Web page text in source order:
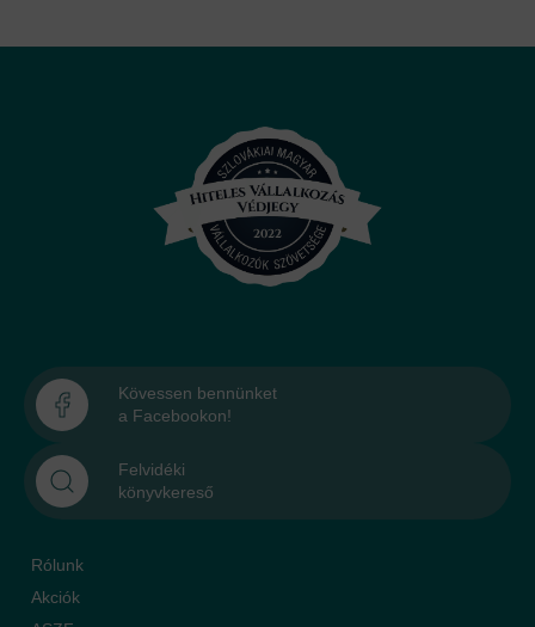
Kövessen bennünket
a Facebookon!
Felvidéki
könyvkereső
Rólunk
Akciók